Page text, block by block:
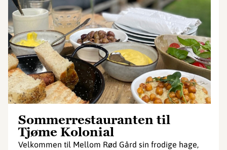
Sommerrestauranten til
Tjøme Kolonial
Velkommen til Mellom Rød Gård sin frodige hage,